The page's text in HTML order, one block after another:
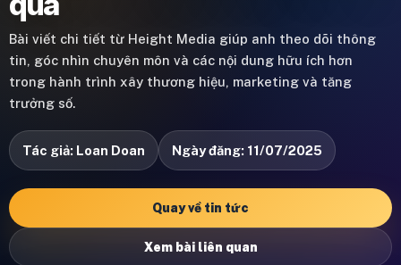
Bài viết chi tiết từ Height Media giúp anh theo dõi thông
tin, góc nhìn chuyên môn và các nội dung hữu ích hơn
trong hành trình xây thương hiệu, marketing và tăng
trưởng số.
Tác giả: Loan Doan Ngày đăng: 11/07/2025
Quay về tin tức
Xem bài liên quan